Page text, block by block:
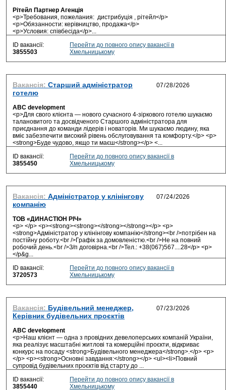
Рітейл Партнер Агенція
<p>Требования, пожелания: дистрибуція , рітейл</p>
<p>Обязанности: керівництво, продажа</p>
<p>Условия: співбесіда</p>...
ID вакансії:
3855503
Перейти до повного опису вакансії в
Хмельницькому
Вакансія: Старший адміністратор
готелю
ABC development
<p>Для свого клієнта — нового сучасного 4-зіркового готелю шукаємо
талановитого та досвідченого Старшого адміністратора для
приєднання до команди лідерів і новаторів. Ми шукаємо людину, яка
вміє забезпечити високий рівень обслуговування та комфорту.</p> <p>
<strong>Буде чудово, якщо ти маєш</strong></p> <...
ID вакансії:
3855450
Перейти до повного опису вакансії в
Хмельницькому
Вакансія: Адміністратор у клінінгову
компанію
ТОВ «ДИНАСТІОН РІЧ»
<p> </p> <p><strong><strong></strong></strong></p> <p>
<strong>Адміністратор у клінінгову компанію</strong><br />потрібен на
постійну роботу.<br />Графік за домовленістю.<br />Не на повний
робочий день.<br />З/п договірна.<br />Тел.: +38(067)567....28</p> <p>
</p&g...
ID вакансії:
3720573
Перейти до повного опису вакансії в
Хмельницькому
Вакансія: Будівельний менеджер,
Керівник будівельних проєктів
ABC development
<p>Наш клієнт — одна з провідних девелоперських компаній України,
яка реалізує масштабні житлові та комерційні проєкти, відкриває
конкурс на посаду <strong>Будівельного менеджера</strong>.</p> <p>
</p> <p><strong>Основні завдання:</strong></p> <ul><li>Повний
супровід будівельних проєктів від старту до ...
ID вакансії:
3855440
Перейти до повного опису вакансії в
Хмельницькому